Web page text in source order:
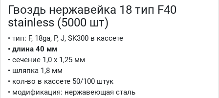
Гвоздь нержавейка 18 тип F40
stainless (5000 шт)
• тип: F, 18ga, P, J, SK300 в кассете
• длина 40 мм
• сечение 1,0 x 1,25 мм
• шляпка 1,8 мм
• кол-во в кассете 50/100 штук
• модификация: нержавеющая сталь